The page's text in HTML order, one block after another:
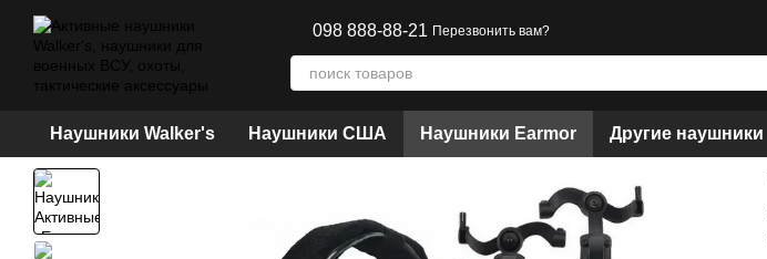
Перейти к основному контенту
098 888-88-21 Перезвонить вам?
Наушники Walker's Наушники США Наушники Earmor Другие наушники